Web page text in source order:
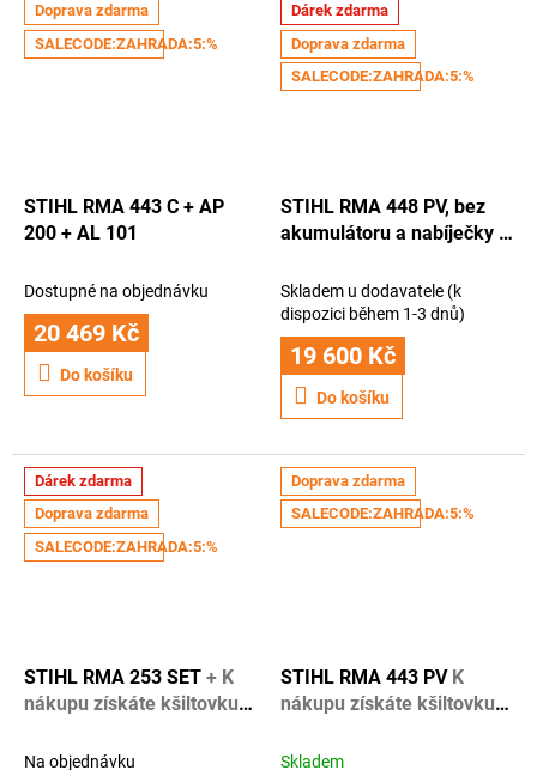
Doprava zdarma
SALECODE:ZAHRADA:5:%
STIHL RMA 443 C + AP
200 + AL 101
Dostupné na objednávku
20 469 Kč
Do košíku
Dárek zdarma
Doprava zdarma
SALECODE:ZAHRADA:5:%
STIHL RMA 448 PV, bez
akumulátoru a nabíječky +
Stihl + 1 rok záruky navíc
Skladem u dodavatele (k
dispozici během 1-3 dnů)
19 600 Kč
Do košíku
Dárek zdarma
Doprava zdarma
SALECODE:ZAHRADA:5:%
STIHL RMA 253 SET + K
nákupu získáte kšiltovku
Na objednávku
Doprava zdarma
SALECODE:ZAHRADA:5:%
STIHL RMA 443 PV K
nákupu získáte kšiltovku
Skladem